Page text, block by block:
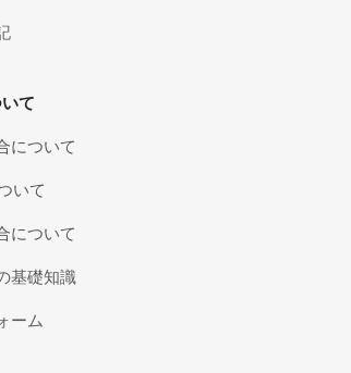
て
について
いて
について
基礎知識
ーム